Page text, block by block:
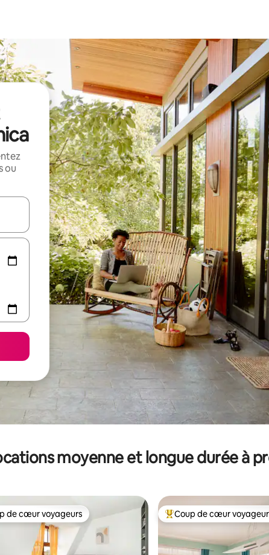
ou
vers le haut et vers le bas pour les parcourir ou en appuyant et
moyenne et longue durée à
de cœur voyageurs
de cœur voyageurs Coups de cœur
Coup de cœur